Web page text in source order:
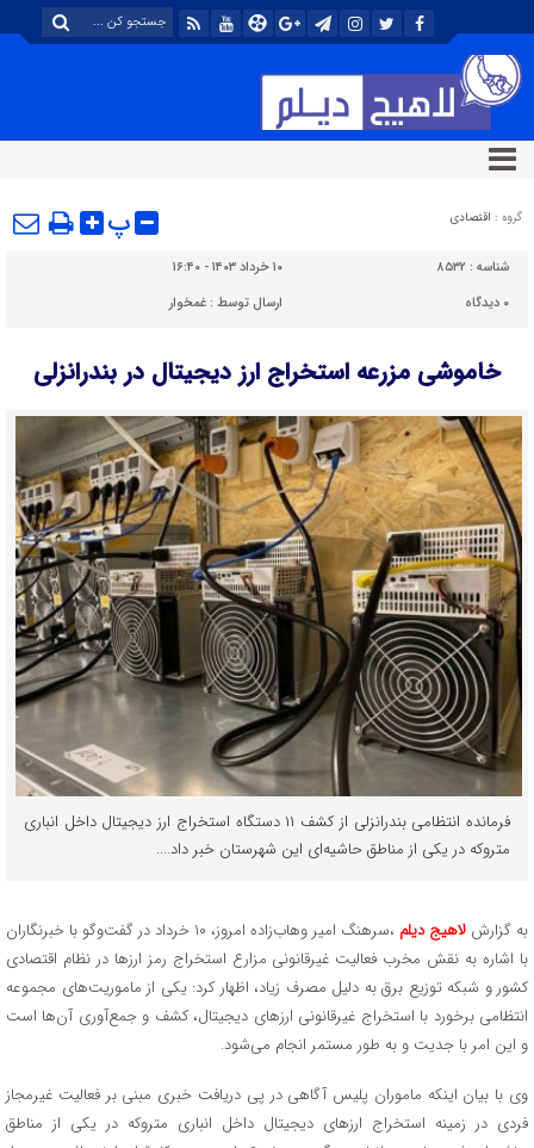
گروه : اقتصادی پ
شناسه : ۸۵۳۲
۱۰ خرداد ۱۴۰۳ - ۱۶:۴۰
۰ دیدگاه ارسال توسط :غمخوار
خاموشی مزرعه استخراج ارز دیجیتال در بندرانزلی
فرمانده انتظامی بندرانزلی از کشف ۱۱ دستگاه استخراج ارز دیجیتال داخل انباری
متروکه در یکی از مناطق حاشیه‌ای این شهرستان خبر داد....
به گزارش لاهیج دیلم
،سرهنگ امیر وهاب‌زاده امروز، ۱۰ خرداد در گفت‌وگو با خبرنگاران
با اشاره به نقش مخرب فعالیت غیرقانونی مزارع استخراج رمز ارزها در نظام اقتصادی
کشور و شبکه توزیع برق به دلیل مصرف زیاد، اظهار کرد: یکی از ماموریت‌های مجموعه
انتظامی برخورد با استخراج غیرقانونی ارزهای دیجیتال، کشف و جمع‌آوری آن‌ها است
و این امر با جدیت و به طور مستمر انجام می‌شود.
وی با بیان اینکه ماموران پلیس آگاهی در پی دریافت خبری مبنی بر فعالیت غیرمجاز
فردی در زمینه استخراج ارزهای دیجیتال داخل انباری متروکه در یکی از مناطق